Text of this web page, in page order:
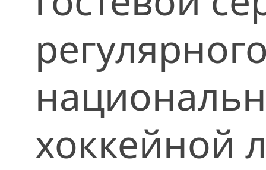
хоккейной